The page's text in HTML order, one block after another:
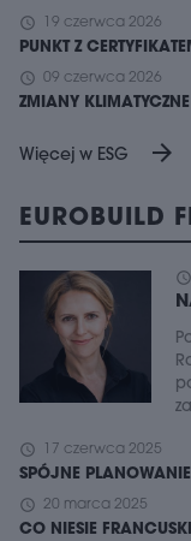
schedule 19 czerwca 2026
PUNKT Z
schedule 09 czerwca 2026
ZMIANY
Więcej w ESG arrow_forward
EUROBUILD
schedule
schedule 17 czerwca 2025
SPÓJNE
schedule 20 marca 2025
CO NIESIE